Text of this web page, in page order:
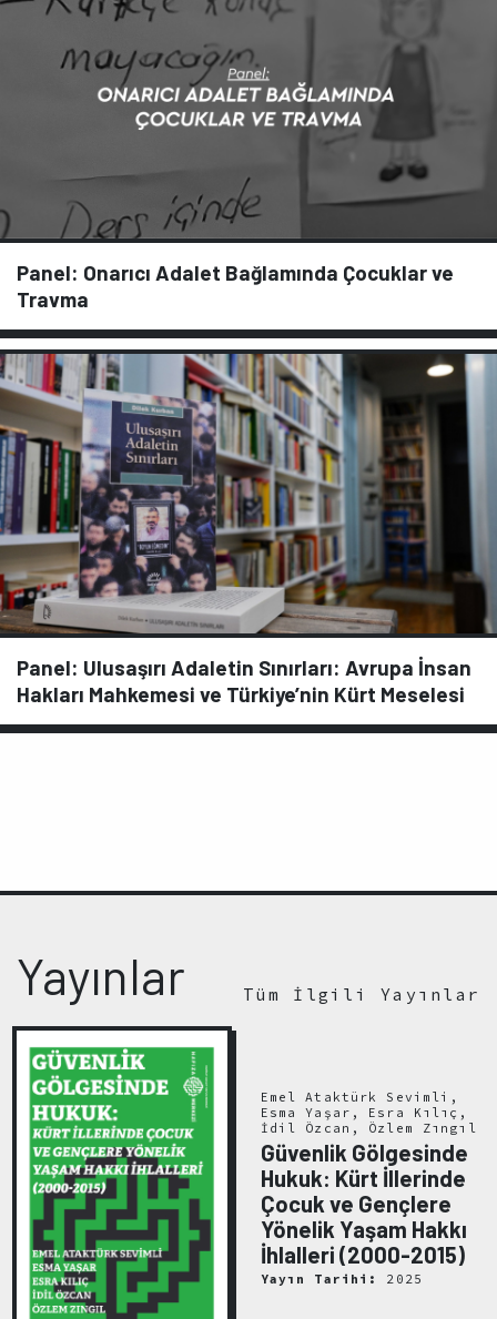
Panel: Onarıcı Adalet Bağlamında Çocuklar ve
Travma
Panel: Ulusaşırı Adaletin Sınırları: Avrupa İnsan
Hakları Mahkemesi ve Türkiye’nin Kürt Meselesi
Yayınlar Tüm İlgili Yayınlar
Emel Ataktürk Sevimli,
Esma Yaşar, Esra Kılıç,
İdil Özcan, Özlem Zıngıl
Güvenlik Gölgesinde
Hukuk: Kürt İllerinde
Çocuk ve Gençlere
Yönelik Yaşam Hakkı
İhlalleri (2000-2015)
Yayın Tarihi: 2025